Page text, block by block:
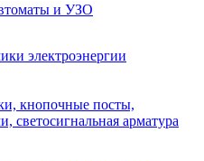
и УЗО
электроэнергии
кнопочные посты,
светосигнальная арматура